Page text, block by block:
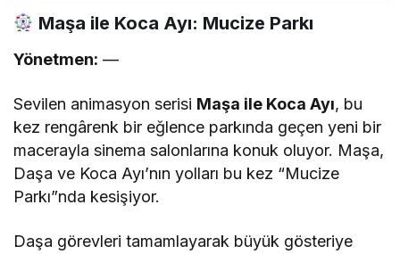
Maşa ile Koca Ayı: Mucize Parkı
Yönetmen: —
Sevilen animasyon serisi Maşa ile Koca Ayı, bu
kez rengârenk bir eğlence parkında geçen yeni bir
macerayla sinema salonlarına konuk oluyor. Maşa,
Daşa ve Koca Ayı’nın yolları bu kez “Mucize
Parkı”nda kesişiyor.
Daşa görevleri tamamlayarak büyük gösteriye